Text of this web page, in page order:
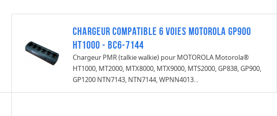
Chargeur compatible 6 voies MOTOROLA GP900
HT1000 - BC6-7144
Chargeur PMR (talkie walkie) pour MOTOROLA Motorola®
HT1000, MT2000, MTX8000, MTX9000, MTS2000, GP838, GP900,
GP1200 NTN7143, NTN7144, WPNN4013...